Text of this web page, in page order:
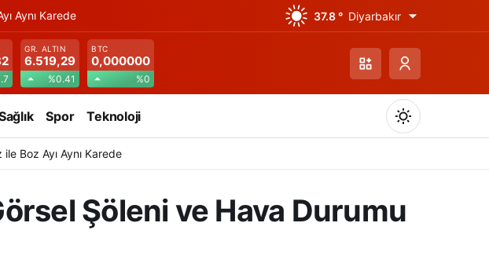
Aynı Karede 37.8 ° Diyarbakır
GR. ALTIN
6.519,29
%0.41
BTC
0,000000
%0
Spor Teknoloji
Boz Ayı Aynı Karede
Şöleni ve Hava Durumu